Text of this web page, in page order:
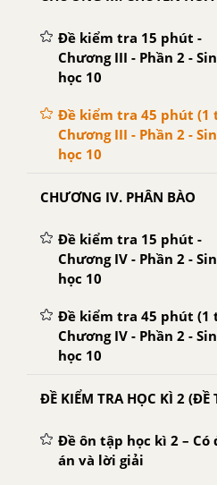
Đề kiểm tra 15 phút -
Chương III - Phần 2 -
học 10
Đề kiểm tra 45 phút (1
Chương III - Phần 2 -
học 10
CHƯƠNG IV. PHÂN BÀO
Đề kiểm tra 15 phút -
Chương IV - Phần 2 -
học 10
Đề kiểm tra 45 phút (1
Chương IV - Phần 2 -
học 10
Đề ôn tập học kì 2 – Có
án và lời giải